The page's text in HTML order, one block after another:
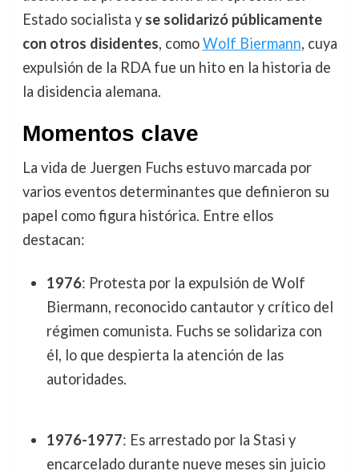
Estado socialista y se solidarizó públicamente
con otros disidentes, comoWolf Biermann, cuya
expulsión de la RDA fue un hito en la historia de
la disidencia alemana.
Momentos clave
La vida de Juergen Fuchs estuvo marcada por
varios eventos determinantes que definieron su
papel como figura histórica. Entre ellos
destacan:
1976: Protesta por la expulsión de Wolf
Biermann, reconocido cantautor y crítico del
régimen comunista. Fuchs se solidariza con
él, lo que despierta la atención de las
autoridades.
1976-1977: Es arrestado por la Stasi y
encarcelado durante nueve meses sin juicio